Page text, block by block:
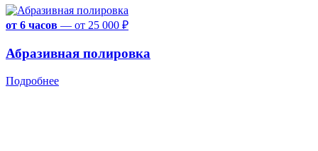
от 6 часов — от 25 000 ₽
Абразивная полировка
Подробнее